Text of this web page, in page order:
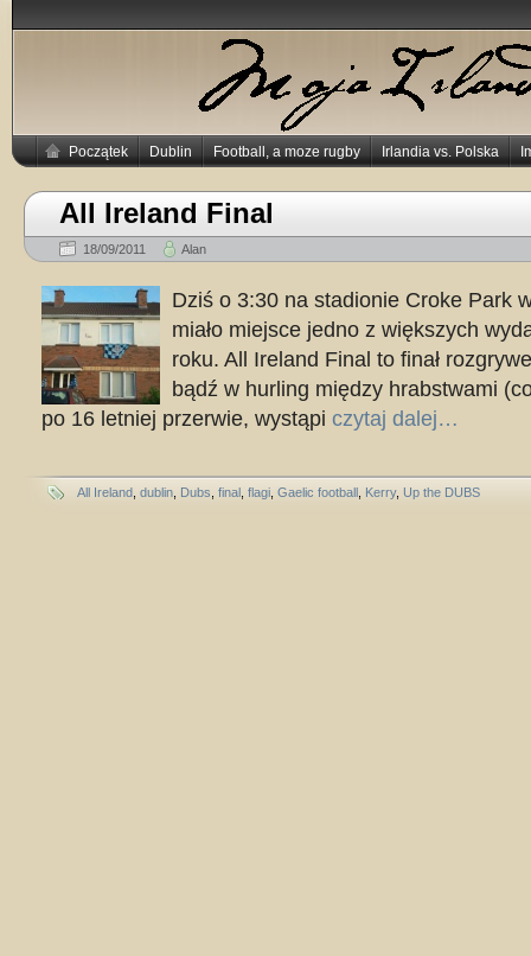
Początek Dublin Football, a moze rugby Irlandia vs. Polska
All Ireland Final
18/09/2011 Alan
Dziś o 3:30 na stadionie Croke Park
miało miejsce jedno z większych
roku. All Ireland Final to finał
bądź w hurling między hrabstwami
po 16 letniej przerwie, wystąpi czytaj dalej…
All Ireland dublin Dubs final flagi Gaelic football Kerry, Up the DUBS